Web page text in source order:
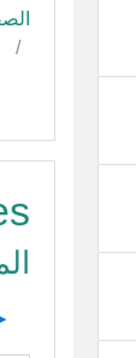
المحاضرة
▶︎